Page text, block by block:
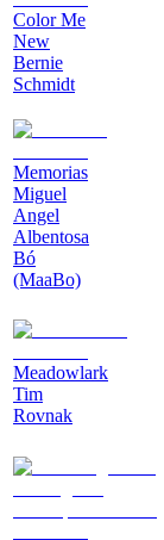
Color Me
New
Bernie
Schmidt
Memorias
Miguel
Angel
Albentosa
Bó
(MaaBo)
Meadowlark
Tim
Rovnak